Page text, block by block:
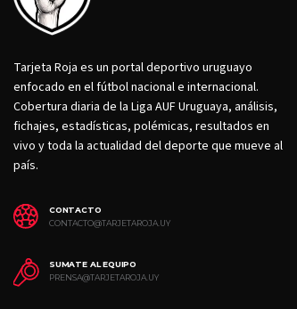
Tarjeta Roja es un portal deportivo uruguayo
enfocado en el fútbol nacional e internacional.
Cobertura diaria de la Liga AUF Uruguaya, análisis,
fichajes, estadísticas, polémicas, resultados en
vivo y toda la actualidad del deporte que mueve al
país.
CONTACTO
CONTACTO@TARJETAROJA.UY
SUMATE AL EQUIPO
PRENSA@TARJETAROJA.UY